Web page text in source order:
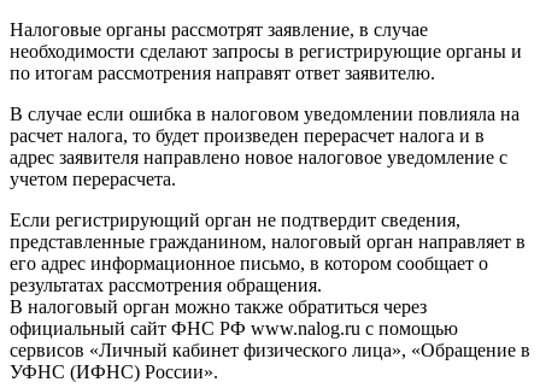
Налоговые органы рассмотрят заявление, в случае
необходимости сделают запросы в регистрирующие органы и
по итогам рассмотрения направят ответ заявителю.
В случае если ошибка в налоговом уведомлении повлияла на
расчет налога, то будет произведен перерасчет налога и в
адрес заявителя направлено новое налоговое уведомление с
учетом перерасчета.
Если регистрирующий орган не подтвердит сведения,
представленные гражданином, налоговый орган направляет в
его адрес информационное письмо, в котором сообщает о
результатах рассмотрения обращения.
В налоговый орган можно также обратиться через
официальный сайт ФНС РФ www.nalog.ru с помощью
сервисов «Личный кабинет физического лица», «Обращение в
УФНС (ИФНС) России».